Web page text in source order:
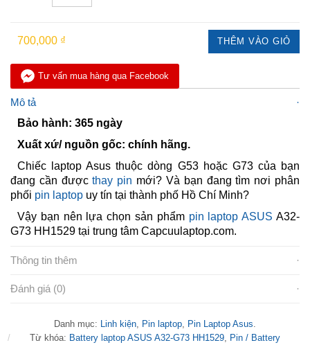
700,000 ₫ THÊM VÀO GIỎ
Tư vấn mua hàng qua Facebook
Mô tả
Bảo hành: 365 ngày
Xuất xứ/ nguồn gốc: chính hãng.
Chiếc laptop Asus thuộc dòng G53 hoặc G73 của bạn
đang cần đượcthay pin mới? Và bạn đang tìm nơi phân
phối pin laptop uy tín tại thành phố Hồ Chí Minh?
Vậy bạn nên lựa chọn sản phẩm pin laptop ASUS A32-
G73 HH1529 tại trung tâm Capcuulaptop.com.
Thông tin thêm
Đánh giá (0)
Danh mục: Linh kiện Pin laptop Pin Laptop Asus
Từ khóa: Battery laptop ASUS A32-G73 HH1529 Pin / Battery